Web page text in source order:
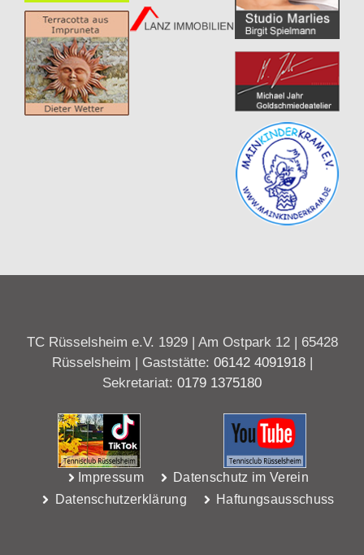
TC Rüsselsheim e.V. 1929 | Am Ostpark 12 | 65428
Rüsselsheim | Gaststätte: 06142 4091918|
Sekretariat: 0179 1375180
Impressum
Datenschutz im Verein
Datenschutzerklärung
Haftungsausschuss